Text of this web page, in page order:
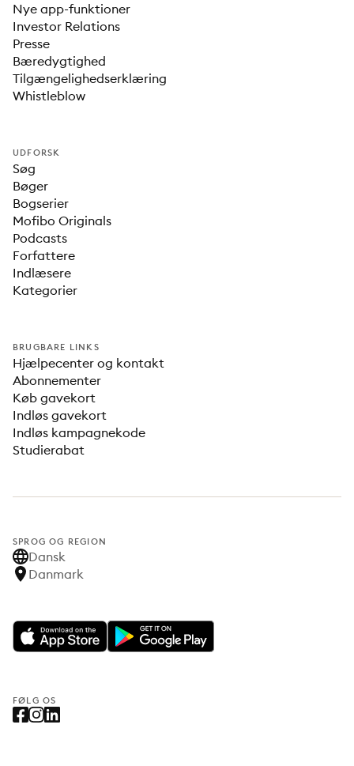
Nye app-funktioner
Investor Relations
Presse
Bæredygtighed
Tilgængelighedserklæring
Whistleblow
UDFORSK
Søg
Bøger
Bogserier
Mofibo Originals
Podcasts
Forfattere
Indlæsere
Kategorier
BRUGBARE LINKS
Hjælpecenter og kontakt
Abonnementer
Køb gavekort
Indløs gavekort
Indløs kampagnekode
Studierabat
SPROG OG REGION
Dansk
Danmark
FØLG OS